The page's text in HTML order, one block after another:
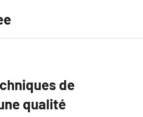
de
qualité